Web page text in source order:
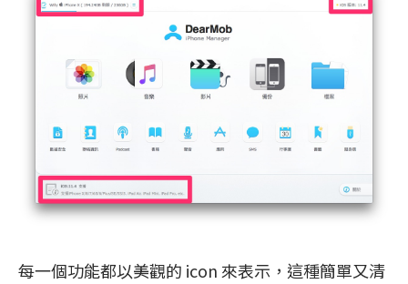
每一個功能都以美觀的 icon 來表示，這種簡單又清